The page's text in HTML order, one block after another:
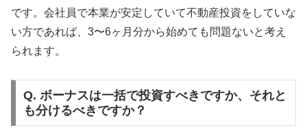
です。会社員で本業が安定していて不動産投資をしていな
い方であれば、3〜6ヶ月分から始めても問題ないと考え
られます。
Q. ボーナスは一括で投資すべきですか、それと
も分けるべきですか？